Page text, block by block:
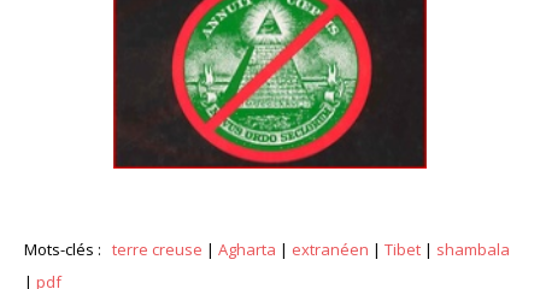
Mots-clés : terre creuse | Agharta | extranéen | Tibet | shambala
| pdf